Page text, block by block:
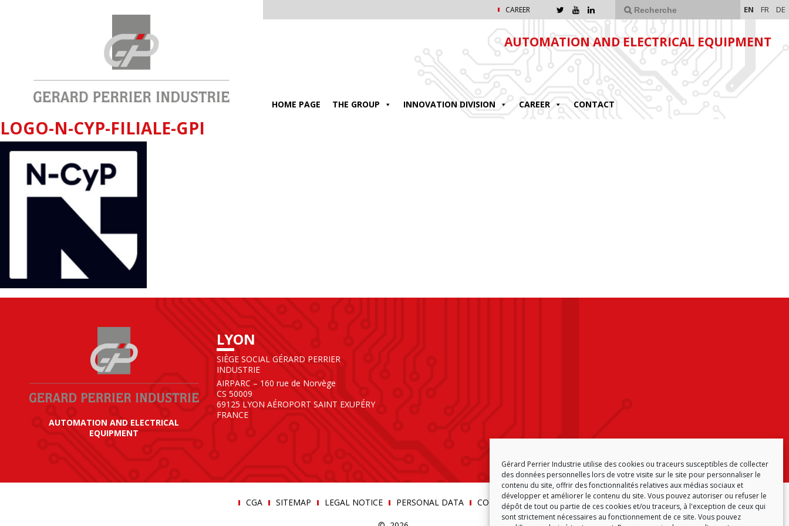
Gérard Perrier Industrie utilise des cookies ou traceurs susceptibles de collecter
des données personnelles lors de votre visite sur le site pour personnaliser le
contenu du site, offrir des fonctionnalités relatives aux médias sociaux et
développer et améliorer le contenu du site. Vous pouvez autoriser ou refuser le
dépôt de tout ou partie de ces cookies et/ou traceurs, à l'exception de ceux qui
sont strictement nécessaires au fonctionnement de ce site. Vous pouvez
CAREER EN FR DE
AUTOMATION AND ELECTRICAL EQUIPMENT
HOME PAGE THE GROUP INNOVATION DIVISION CAREER CONTACT
LOGO-N-CYP-FILIALE-GPI
AUTOMATION AND ELECTRICAL
EQUIPMENT
LYON
SIÈGE SOCIAL GÉRARD PERRIER
INDUSTRIE
AIRPARC – 160 rue de Norvège
CS 50009
69125 LYON AÉROPORT SAINT EXUPÉRY
FRANCE
CGA SITEMAP LEGAL NOTICE PERSONAL DATA COOKIE POLICY (EU)